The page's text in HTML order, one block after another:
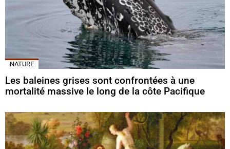
NATURE
Les baleines grises sont confrontées à une
mortalité massive le long de la côte Pacifique